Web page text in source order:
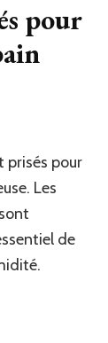
pour
prisés pour
Les
de